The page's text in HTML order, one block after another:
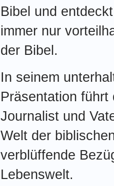
Bibel und
immer nur
der Bibel.
In seinem
Präsentation führt
Journalist und
Welt der
verblüffende
Lebenswelt.